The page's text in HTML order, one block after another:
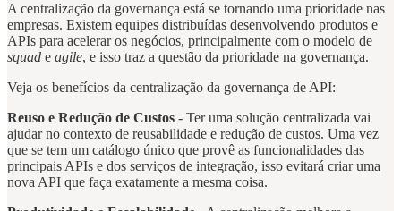
A centralização da governança está se tornando uma prioridade nas
empresas. Existem equipes distribuídas desenvolvendo produtos e
APIs para acelerar os negócios, principalmente com o modelo de
squad e agile, e isso traz a questão da prioridade na governança.
Veja os benefícios da centralização da governança de API:
Reuso e Redução de Custos - Ter uma solução centralizada vai
ajudar no contexto de reusabilidade e redução de custos. Uma vez
que se tem um catálogo único que provê as funcionalidades das
principais APIs e dos serviços de integração, isso evitará criar uma
nova API que faça exatamente a mesma coisa.